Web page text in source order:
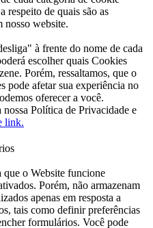
respeito de quais são as
nosso website.
à frente do nome de cada
escolher quais Cookies
Porém, ressaltamos, que o
pode afetar sua experiência no
oferecer a você.
Política de Privacidade e
link.
que o Website funcione
Porém, não armazenam
apenas em resposta a
tais como definir preferências
formulários. Você pode